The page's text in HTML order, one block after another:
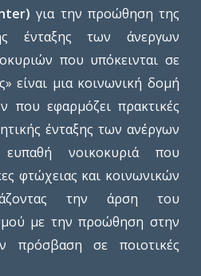
για την προώθηση της
ένταξης των άνεργων
που υπόκεινται σε
είναι μια κοινωνική δομή
που εφαρμόζει πρακτικές
ένταξης των ανέργων
νοικοκυριά που
φτώχειας και κοινωνικών
την άρση του
με την προώθηση στην
πρόσβαση σε ποιοτικές